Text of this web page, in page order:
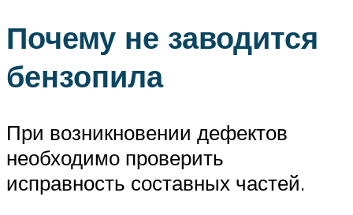
Почему не заводится
бензопила
При возникновении дефектов
необходимо проверить
исправность составных частей.